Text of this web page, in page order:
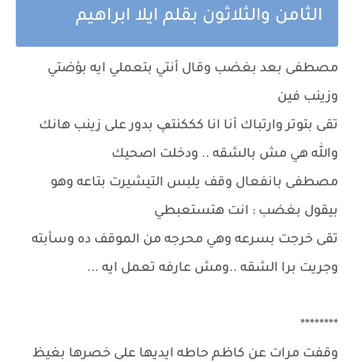
الثامن والثلاثون بقلم ايلا ابراهيم
مصطفى بعد بغضب وقال أنتي بتعملي ايه بؤضتي
وزينب فين
تقى بتوتر وارتباك أنا انا كككنتڥ بدور على زينب هانك
والله هي مش بالشقه .. ودخلت اصحيك
مصطفى بانفعال وقف يلبس التيشيرت بتاعه وهو
بيقول بغضب : انت هتستعبطي
تقى خرجت بسرعه وهي محرجه من الموقف ده وسأبته
وجريت برا الشقه ..ومش عارفه تعمل ايه ...
********
وقفت مرات عن كاظم حاطه ايديها على خصرها بغيظ